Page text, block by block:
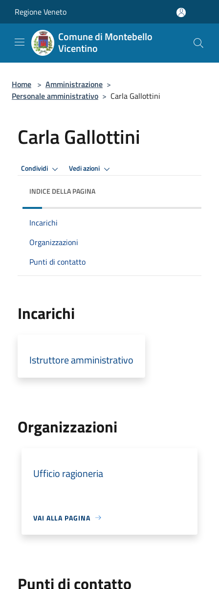
Regione Veneto
Comune di Montebello
Vicentino
Home > Amministrazione >
Personale amministrativo > Carla Gallottini
Carla Gallottini
Condividi Vedi azioni
INDICE DELLA PAGINA
Incarichi
Organizzazioni
Punti di contatto
Incarichi
Istruttore amministrativo
Organizzazioni
Ufficio ragioneria
VAI ALLA PAGINA
Punti di contatto